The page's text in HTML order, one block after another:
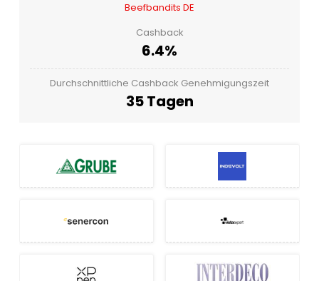
Beefbandits DE
Cashback
6.4%
Durchschnittliche Cashback Genehmigungszeit
35 Tagen